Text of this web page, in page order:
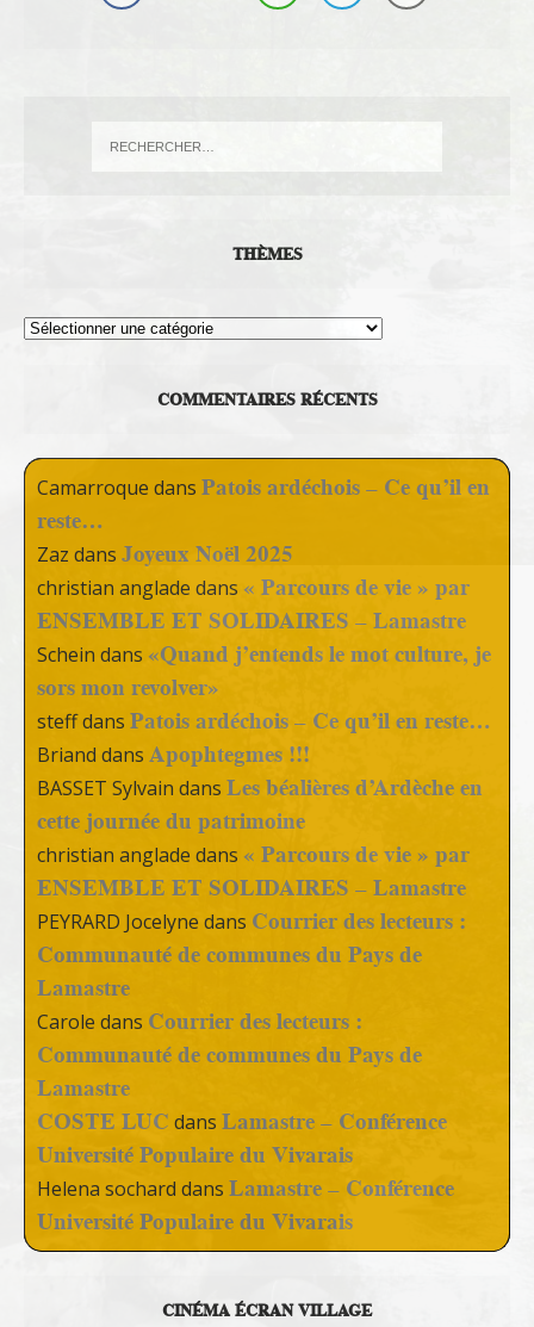
THÈMES
Thèmes
COMMENTAIRES RÉCENTS
Camarroque dans Patois ardéchois – Ce qu’il en
reste…
Zaz dans Joyeux Noël 2025
christian anglade dans « Parcours de vie » par
ENSEMBLE ET SOLIDAIRES – Lamastre
Schein dans «Quand j’entends le mot culture, je
sors mon revolver»
steffdans Patois ardéchois – Ce qu’il en reste…
Briand dans Apophtegmes !!!
BASSET Sylvain dans Les béalières d’Ardèche en
cette journée du patrimoine
christian anglade dans « Parcours de vie » par
ENSEMBLE ET SOLIDAIRES – Lamastre
PEYRARD Jocelyne dans Courrier des lecteurs :
Communauté de communes du Pays de
Lamastre
Carole dans Courrier des lecteurs :
Communauté de communes du Pays de
Lamastre
COSTE LUC dans Lamastre – Conférence
Université Populaire du Vivarais
Helena sochard dans Lamastre – Conférence
Université Populaire du Vivarais
CINÉMA ÉCRAN VILLAGE